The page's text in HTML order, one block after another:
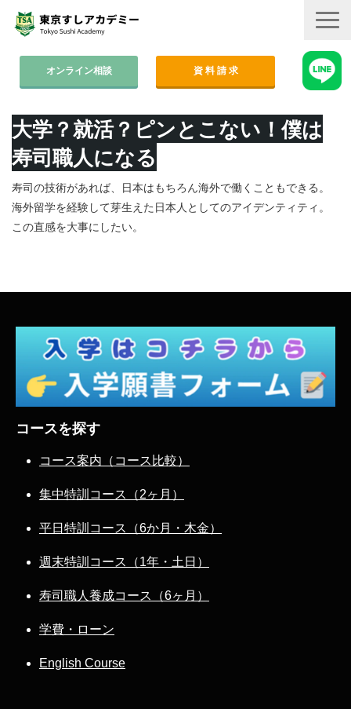
オンライン相談 資 料 請 求
コース案内
集中コース│2ヶ月
週末コース│週1回・1年間
卒業後のサポート
大学？就活？ピンとこない！僕は
寿司職人になる
寿司の技術があれば、日本はもちろん海外で働くこともできる。
海外留学を経験して芽生えた日本人としてのアイデンティティ。
この直感を大事にしたい。
コースを探す
コース案内（コース比較）
集中特訓コース（2ヶ月）
平日特訓コース（6か月・木金）
週末特訓コース（1年・土日）
寿司職人養成コース（6ヶ月）
学費・ローン
English Course